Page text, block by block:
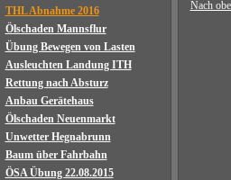
THL Abnahme 2016
Ölschaden Mannsflur
Übung Bewegen von Lasten
Ausleuchten Landung ITH
Rettung nach Absturz
Anbau Gerätehaus
Ölschaden Neuenmarkt
Unwetter Hegnabrunn
Baum über Fahrbahn
ÖSA Übung 22.08.2015
Nach